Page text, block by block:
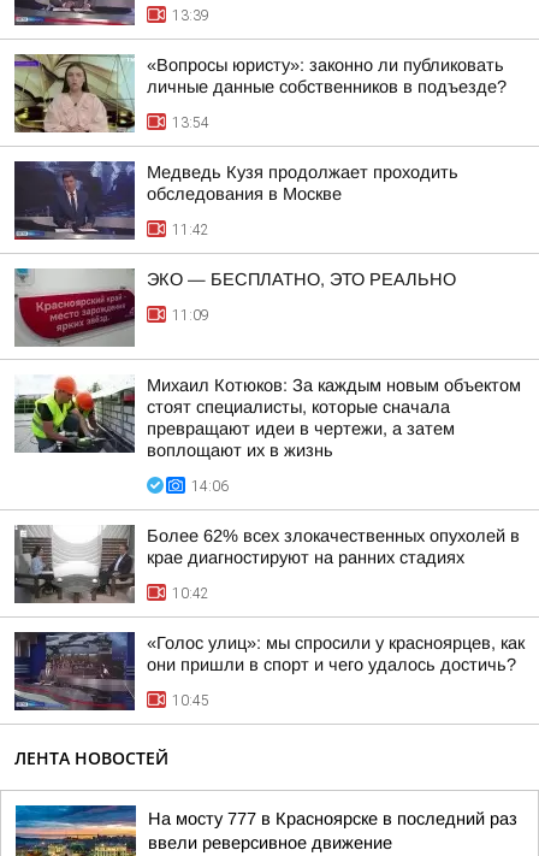
13:39
«Вопросы юристу»: законно ли публиковать
личные данные собственников в подъезде?
13:54
Медведь Кузя продолжает проходить
обследования в Москве
11:42
ЭКО — БЕСПЛАТНО, ЭТО РЕАЛЬНО
11:09
Михаил Котюков: За каждым новым объектом
стоят специалисты, которые сначала
превращают идеи в чертежи, а затем
воплощают их в жизнь
14:06
Более 62% всех злокачественных опухолей в
крае диагностируют на ранних стадиях
10:42
«Голос улиц»: мы спросили у красноярцев, как
они пришли в спорт и чего удалось достичь?
10:45
ЛЕНТА НОВОСТЕЙ
На мосту 777 в Красноярске в последний раз
ввели реверсивное движение